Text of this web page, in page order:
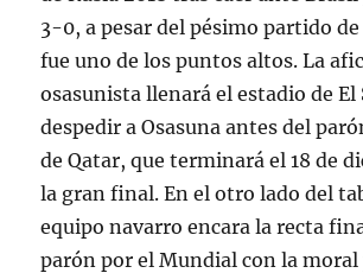
3-0, a pesar del pésimo partido
fue uno de los puntos altos. La
osasunista llenará el estadio de El
despedir a Osasuna antes del
de Qatar, que terminará el 18 de
la gran final. En el otro lado del
equipo navarro encara la recta
parón por el Mundial con la moral